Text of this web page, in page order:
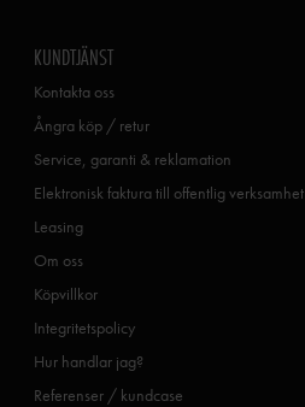
KUNDTJÄNST
Kontakta oss
Ångra köp / retur
Service, garanti & reklamation
Elektronisk faktura till offentlig verksamhet
Leasing
Om oss
Köpvillkor
Integritetspolicy
Hur handlar jag?
Referenser / kundcase